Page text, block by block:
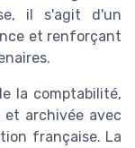
il s'agit d'un
et renforçant
la comptabilité,
archivée avec
française. La